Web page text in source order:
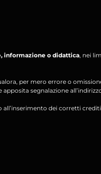
informazione o didattica, nei
per mero errore o
segnalazione
all’inserimento dei corretti